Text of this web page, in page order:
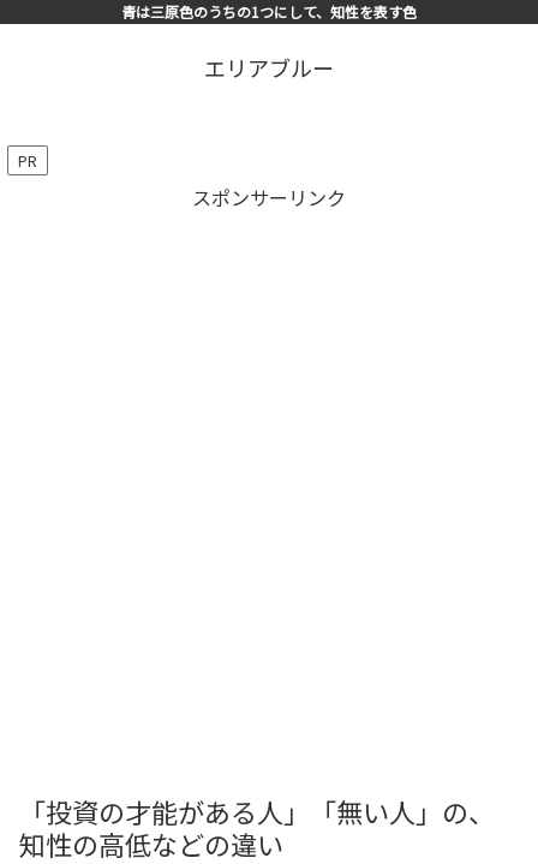
青は三原色のうちの1つにして、知性を表す色
エリアブルー
PR
スポンサーリンク
「投資の才能がある人」「無い人」の、
知性の高低などの違い